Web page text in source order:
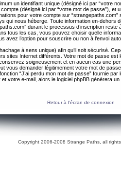
un identifiant unique (désigné ici par “votre
(désigné ici par “votre mot de passe”), et
pour votre compte sur
qui nous héberge. Toute information en-dehors
durant le processus d’inscription
tous les cas, vous pouvez choisir quelle
avez l’option pour souscrire ou non à l’envoi
à sens unique) afin qu’il soit sécurisé.
sites Internet différents. Votre mot de passe est
soigneusement et en aucun cas une
vous demander légitimement votre mot de
“J’ai perdu mon mot de passe” fournie
et votre e-mail, alors le logiciel phpBB générera
Retour à l’écran de connexion
Copyright 2006-2008 Strange Paths, all rights